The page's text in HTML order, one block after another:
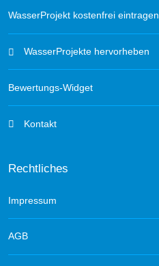
WasserProjekt kostenfrei eintragen
WasserProjekte hervorheben
Bewertungs-Widget
Kontakt
Rechtliches
Impressum
AGB